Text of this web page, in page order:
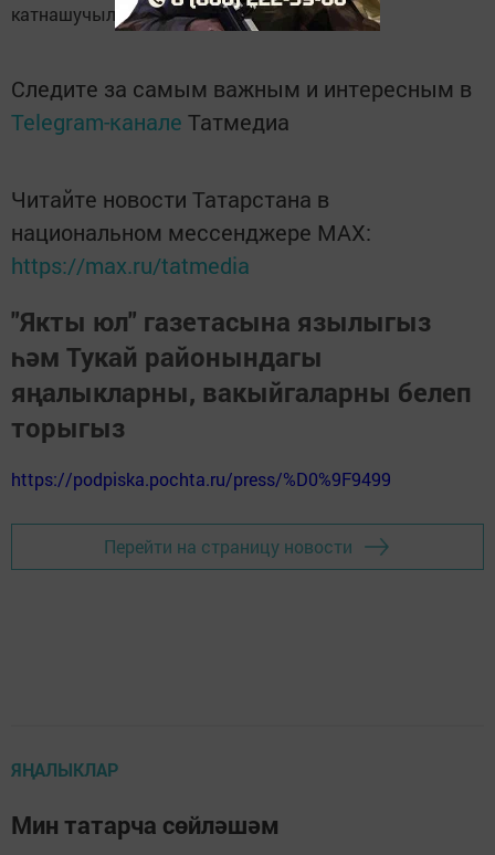
катнашучыларга дипломнар тапшырылды.
Следите за самым важным и интересным в
Telegram-канале Татмедиа
Читайте новости Татарстана в
национальном мессенджере MАХ:
https://max.ru/tatmedia
"Якты юл" газетасына язылыгыз
һәм Тукай районындагы
яңалыкларны, вакыйгаларны белеп
торыгыз
https://podpiska.pochta.ru/press/%D0%9F9499
Перейти на страницу новости
ЯҢАЛЫКЛАР
Мин татарча сөйләшәм